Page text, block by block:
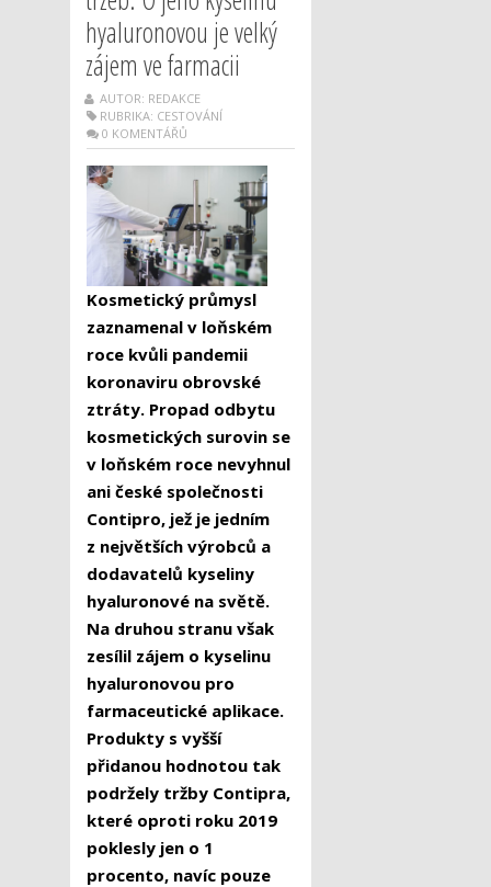
hyaluronovou je velký
zájem ve farmacii
AUTOR: REDAKCE
RUBRIKA: CESTOVÁNÍ
0 KOMENTÁŘŮ
Kosmetický průmysl
zaznamenal v loňském
roce kvůli pandemii
koronaviru obrovské
ztráty. Propad odbytu
kosmetických surovin se
v loňském roce nevyhnul
ani české společnosti
Contipro, jež je jedním
z největších výrobců a
dodavatelů kyseliny
hyaluronové na světě.
Na druhou stranu však
zesílil zájem o kyselinu
hyaluronovou pro
farmaceutické aplikace.
Produkty s vyšší
přidanou hodnotou tak
podržely tržby Contipra,
které oproti roku 2019
poklesly jen o 1
procento, navíc pouze